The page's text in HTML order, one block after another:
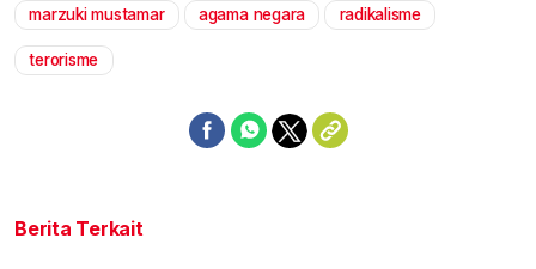
marzuki mustamar agama negara radikalisme
terorisme
Berita Terkait